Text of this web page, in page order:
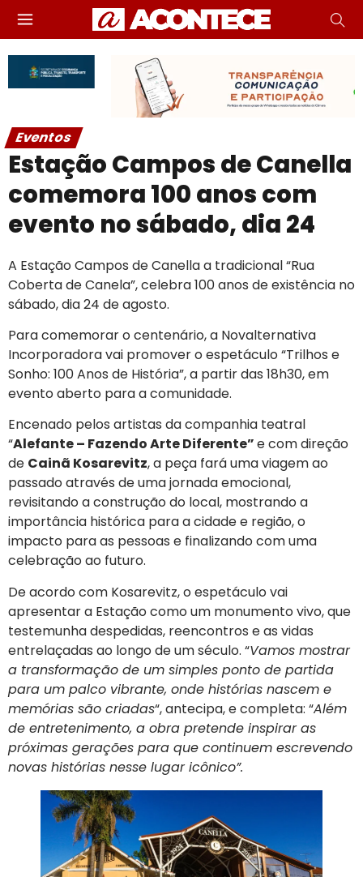
Eventos
Estação Campos de Canella
comemora 100 anos com
evento no sábado, dia 24
A Estação Campos de Canella a tradicional “Rua
Coberta de Canela”, celebra 100 anos de existência no
sábado, dia 24 de agosto.
Para comemorar o centenário, a Novalternativa
Incorporadora vai promover o espetáculo “Trilhos e
Sonho: 100 Anos de História”, a partir das 18h30, em
evento aberto para a comunidade.
Encenado pelos artistas da companhia teatral
“Alefante – Fazendo Arte Diferente”e com direção
de Cainã Kosarevitz, a peça fará uma viagem ao
passado através de uma jornada emocional,
revisitando a construção do local, mostrando a
importância histórica para a cidade e região, o
impacto para as pessoas e finalizando com uma
celebração ao futuro.
De acordo com Kosarevitz, o espetáculo vai
apresentar a Estação como um monumento vivo, que
testemunha despedidas, reencontros e as vidas
entrelaçadas ao longo de um século. “Vamos mostrar
a transformação de um simples ponto de partida
para um palco vibrante, onde histórias nascem e
memórias são criadas“, antecipa, e completa: “Além
de entretenimento, a obra pretende inspirar as
próximas gerações para que continuem escrevendo
novas histórias nesse lugar icônico”.